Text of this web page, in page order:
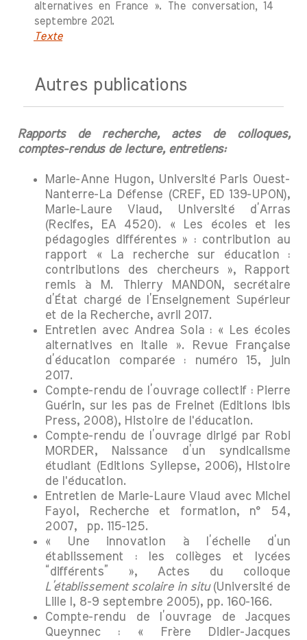
alternatives en France ». The conversation, 14
septembre 2021.
Texte
Autres publications
Rapports de recherche, actes de colloques,
comptes-rendus de lecture, entretiens:
Marie-Anne Hugon, Université Paris Ouest-
Nanterre-La Défense (CREF, ED 139-UPON),
Marie-Laure Viaud, Université d’Arras
(Recifes, EA 4520). « Les écoles et les
pédagogies différentes » : contribution au
rapport « La recherche sur éducation :
contributions des chercheurs », Rapport
remis à M. Thierry MANDON, secrétaire
d’État chargé de l’Enseignement Supérieur
et de la Recherche, avril 2017.
Entretien avec Andrea Sola : « Les écoles
alternatives en Italie ». Revue Française
d’éducation comparée : numéro 15, juin
2017.
Compte-rendu de l’ouvrage collectif : Pierre
Guérin, sur les pas de Freinet (Editions Ibis
Press, 2008), Histoire de l'éducation.
Compte-rendu de l’ouvrage dirigé par Robi
MORDER, Naissance d’un syndicalisme
étudiant (Editions Syllepse, 2006), Histoire
de l'éducation.
Entretien de Marie-Laure Viaud avec Michel
Fayol, Recherche et formation, n° 54,
2007, pp. 115-125.
« Une innovation à l’échelle d’un
établissement : les collèges et lycées
“différents” », Actes du colloque
L’établissement scolaire in situ(Université de
Lille I, 8-9 septembre 2005), pp. 160-166.
Compte-rendu de l’ouvrage de Jacques
Queynnec : « Frère Didier-Jacques